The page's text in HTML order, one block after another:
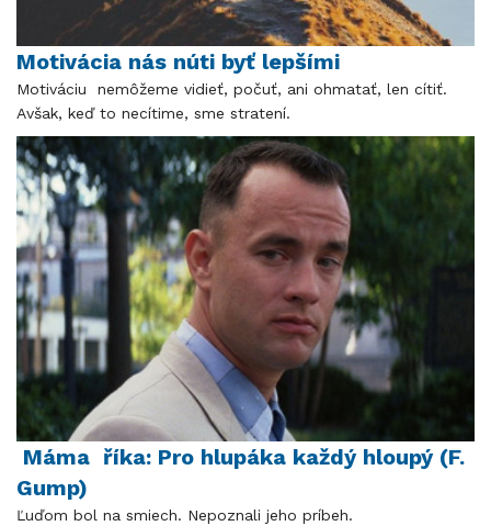
Motivácia nás núti byť lepšími
Motiváciu nemôžeme vidieť, počuť, ani ohmatať, len cítiť.
Avšak, keď to necítime, sme stratení.
Máma říka: Pro hlupáka každý hloupý (F.
Gump)
Ľuďom bol na smiech. Nepoznali jeho príbeh.